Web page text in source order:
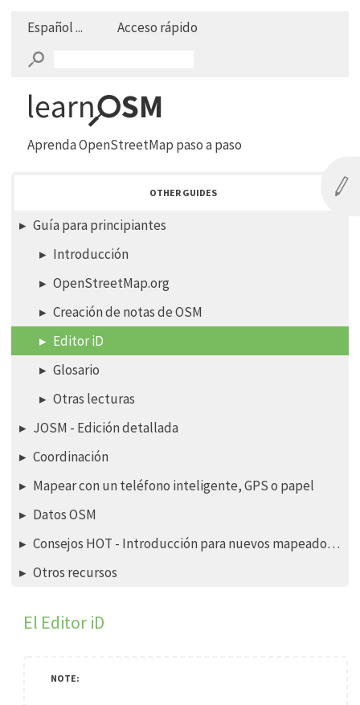
Español ... Acceso rápido
Aprenda OpenStreetMap paso a paso
OTHER GUIDES
Guía para principiantes
Introducción
OpenStreetMap.org
Creación de notas de OSM
Editor iD
Glosario
Otras lecturas
JOSM - Edición detallada
Coordinación
Mapear con un teléfono inteligente, GPS o papel
Datos OSM
Consejos HOT - Introducción para nuevos mapeadores - Editor iD
Otros recursos
El Editor iD